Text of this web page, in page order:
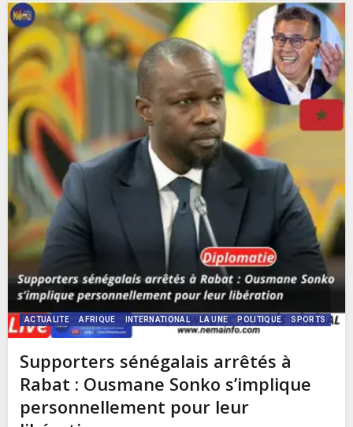
ACTUALITE AFRIQUE INTERNATIONAL LA UNE POLITIQUE SPORTS
Supporters sénégalais arrêtés à
Rabat : Ousmane Sonko s’implique
personnellement pour leur